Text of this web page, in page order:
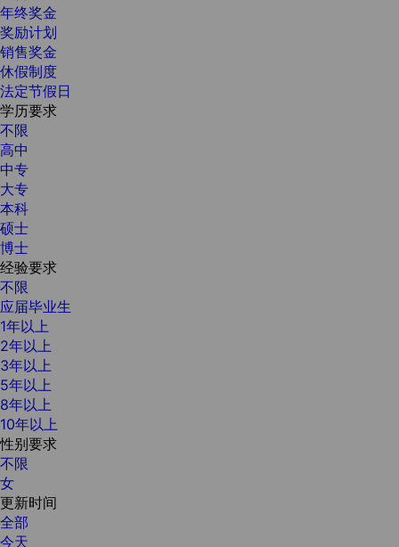
年终奖金
奖励计划
销售奖金
休假制度
法定节假日
学历要求
不限
高中
中专
大专
本科
硕士
博士
经验要求
不限
应届毕业生
1年以上
2年以上
3年以上
5年以上
8年以上
10年以上
性别要求
不限
女
更新时间
全部
今天